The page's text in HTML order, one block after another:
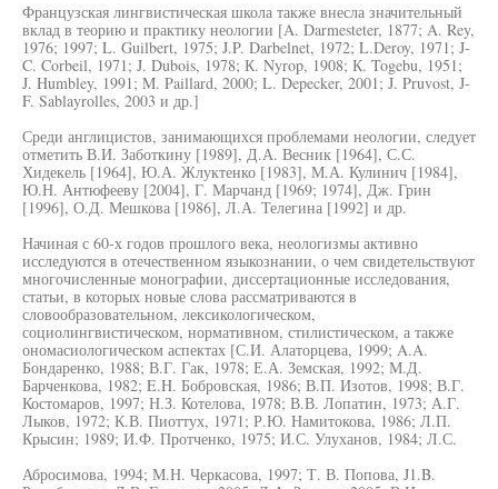
Французская лингвистическая школа также внесла значительный
вклад в теорию и практику неологии [A. Darmesteter, 1877; A. Rey,
1976; 1997; L. Guilbert, 1975; J.P. Darbelnet, 1972; L.Deroy, 1971; J-
C. Corbeil, 1971; J. Dubois, 1978; К. Nyrop, 1908; К. Togebu, 1951;
J. Humbley, 1991; M. Paillard, 2000; L. Depecker, 2001; J. Pruvost, J-
F. Sablayrolles, 2003 и др.]
Среди англицистов, занимающихся проблемами неологии, следует
отметить В.И. Заботкину [1989], Д.А. Весник [1964], С.С.
Хидекель [1964], Ю.А. Жлуктенко [1983], М.А. Кулинич [1984],
Ю.Н. Антюфееву [2004], Г. Марчанд [1969; 1974], Дж. Грин
[1996], О.Д. Мешкова [1986], Л.А. Телегина [1992] и др.
Начиная с 60-х годов прошлого века, неологизмы активно
исследуются в отечественном языкознании, о чем свидетельствуют
многочисленные монографии, диссертационные исследования,
статьи, в которых новые слова рассматриваются в
словообразовательном, лексикологическом,
социолингвистическом, нормативном, стилистическом, а также
ономасиологическом аспектах [С.И. Алаторцева, 1999; A.A.
Бондаренко, 1988; В.Г. Гак, 1978; Е.А. Земская, 1992; М.Д.
Барченкова, 1982; E.H. Бобровская, 1986; В.П. Изотов, 1998; В.Г.
Костомаров, 1997; Н.З. Котелова, 1978; В.В. Лопатин, 1973; А.Г.
Лыков, 1972; К.В. Пиоттух, 1971; Р.Ю. Намитокова, 1986; Л.П.
Крысин; 1989; И.Ф. Протченко, 1975; И.С. Улуханов, 1984; Л.С.
Абросимова, 1994; М.Н. Черкасова, 1997; Т. В. Попова, J1.B.